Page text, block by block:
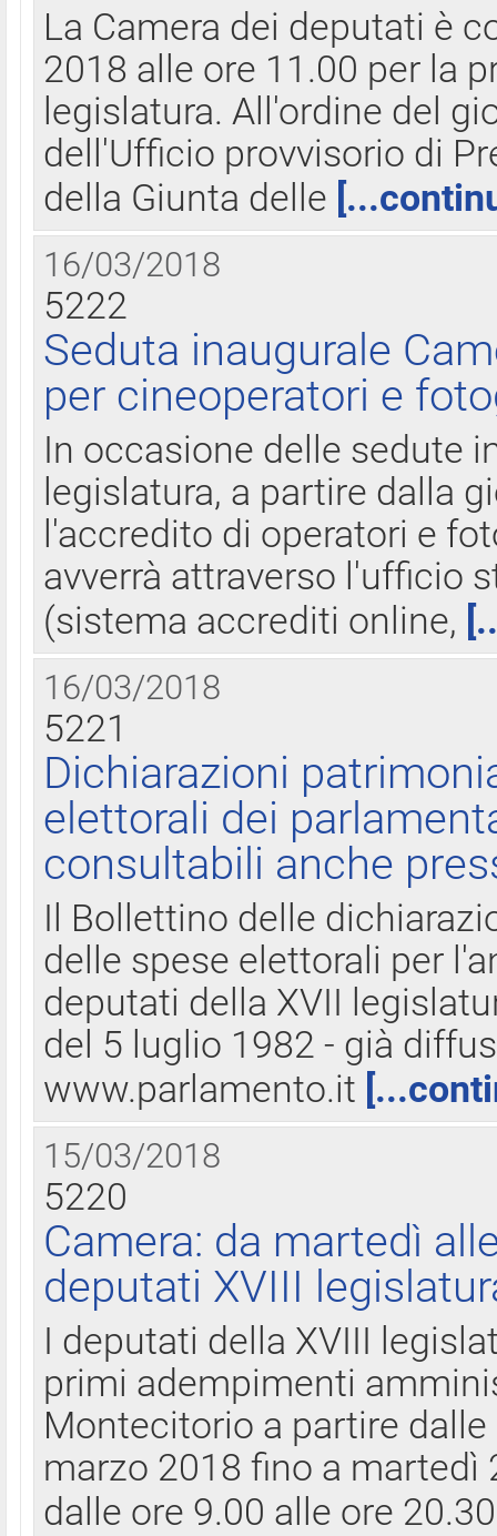
La Camera dei deputati è
2018 alle ore 11.00 per la
legislatura. All'ordine del
dell'Ufficio provvisorio di
della Giunta delle
16/03/2018
5222
Seduta inaugurale
per cineoperatori e
In occasione delle sedute
legislatura, a partire dalla
l'accredito di operatori e
avverrà attraverso l'ufficio
(sistema accrediti online,
16/03/2018
5221
Dichiarazioni
elettorali dei
consultabili anche
Il Bollettino delle
delle spese elettorali per
deputati della XVII
del 5 luglio 1982 - già
www.parlamento.it
15/03/2018
5220
Camera: da martedì
deputati XVIII
I deputati della XVIII
primi adempimenti
Montecitorio a partire
marzo 2018 fino a
dalle ore 9.00 alle ore